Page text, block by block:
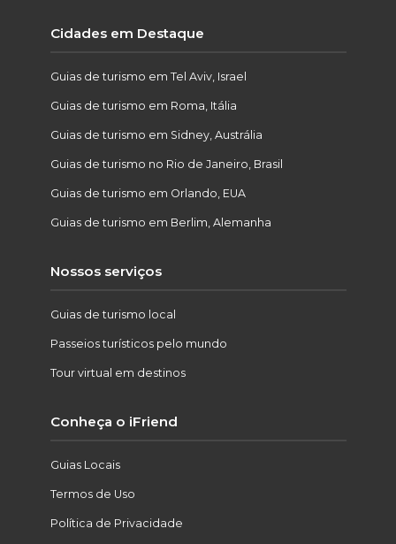
Cidades em Destaque
Guias de turismo em Tel Aviv, Israel
Guias de turismo em Roma, Itália
Guias de turismo em Sidney, Austrália
Guias de turismo no Rio de Janeiro, Brasil
Guias de turismo em Orlando, EUA
Guias de turismo em Berlim, Alemanha
Nossos serviços
Guias de turismo local
Passeios turísticos pelo mundo
Tour virtual em destinos
Conheça o iFriend
Guias Locais
Termos de Uso
Política de Privacidade